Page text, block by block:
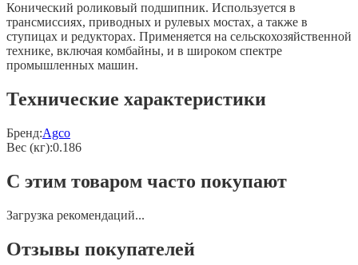
Конический роликовый подшипник. Используется в
трансмиссиях, приводных и рулевых мостах, а также в
ступицах и редукторах. Применяется на сельскохозяйственной
технике, включая комбайны, и в широком спектре
промышленных машин.
Технические характеристики
Бренд:Agco
Вес (кг):0.186
С этим товаром часто покупают
Загрузка рекомендаций...
Отзывы покупателей